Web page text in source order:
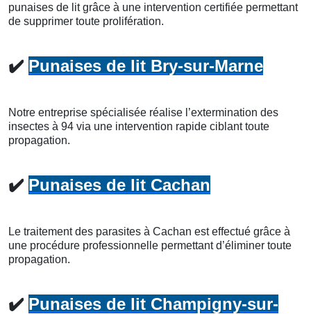
punaises de lit grâce à une intervention certifiée permettant
de supprimer toute prolifération.
✔️ Punaises de lit Bry-sur-Marne
Notre entreprise spécialisée réalise l’extermination des
insectes à 94 via une intervention rapide ciblant toute
propagation.
✔️ Punaises de lit Cachan
Le traitement des parasites à Cachan est effectué grâce à
une procédure professionnelle permettant d’éliminer toute
propagation.
✔️ Punaises de lit Champigny-sur-